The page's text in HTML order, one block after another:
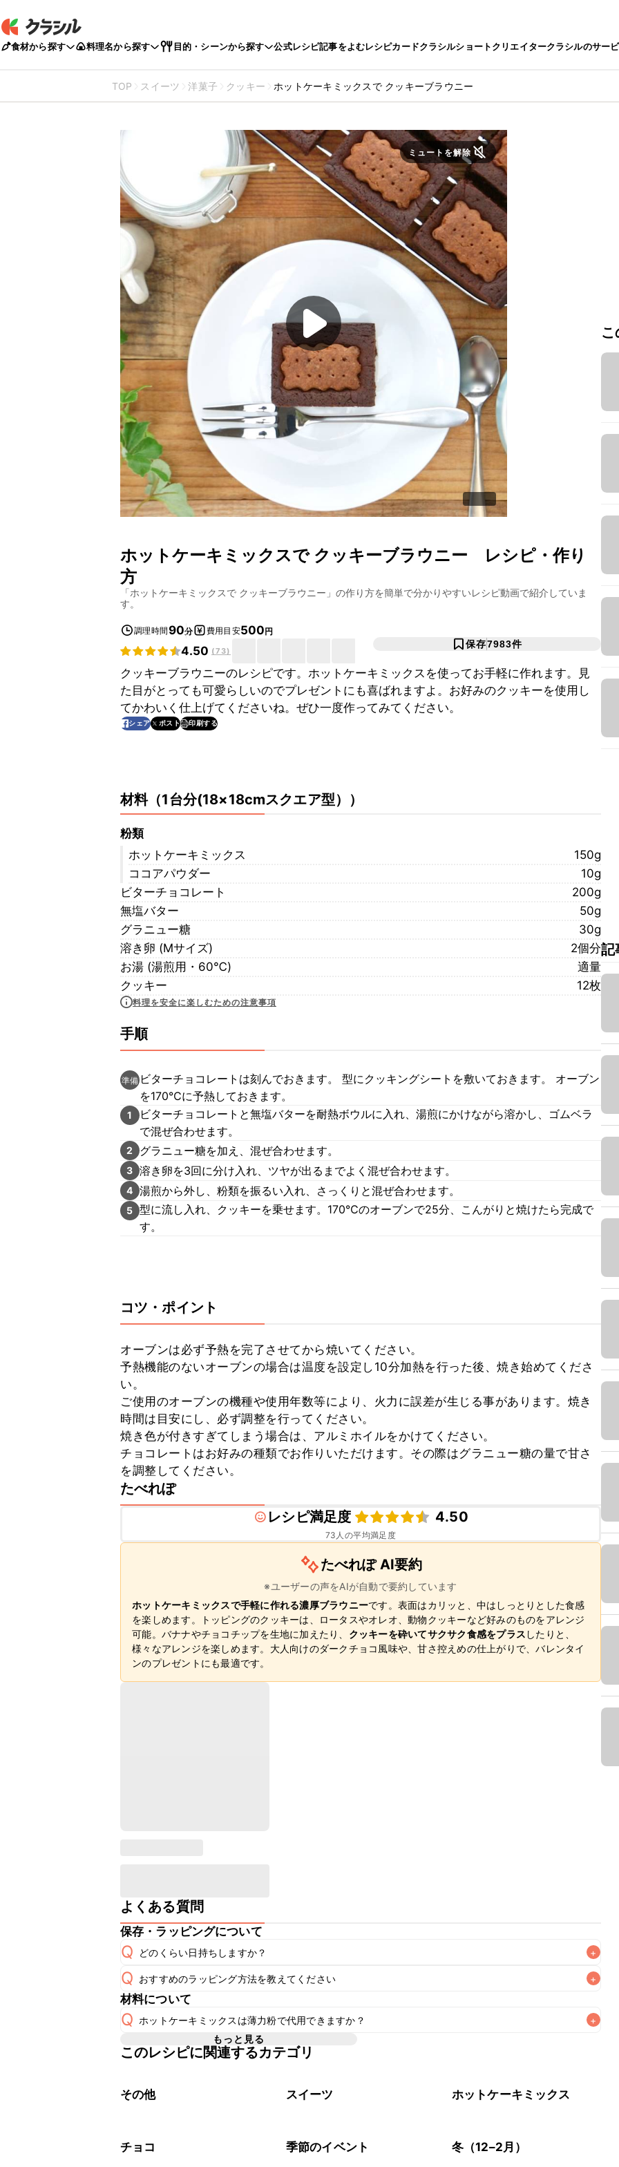
食材から探す 料理名から探す 目的・シーンから探す 公式レシピ記事をよむレシピカードクラシルショートクリエイタークラシルのサー
TOP スイーツ 洋菓子 クッキー ホットケーキミックスで クッキーブラウニー
ミュートを解除
ホットケーキミックスで クッキーブラウニー レシピ・作り
方
「ホットケーキミックスで クッキーブラウニー 」の作り方を簡単で分かりやすいレシピ動画で紹介していま
す。
調理時間90分 費用目安500円
4.50 (73)
保存7983件
クッキーブラウニーのレシピです。ホットケーキミックスを使ってお手軽に作れます。見
た目がとっても可愛らしいのでプレゼントにも喜ばれますよ。お好みのクッキーを使用し
てかわいく仕上げてくださいね。ぜひ一度作ってみてください。
シェア ポスト 印刷する
材料（1台分(18×18cmスクエア型） ）
粉類
ホットケーキミックス
150g
ココアパウダー
10g
ビターチョコレート
200g
無塩バター
50g
グラニュー糖
30g
溶き卵 (Mサイズ)
2個分
お湯 (湯煎用・60℃)
適量
クッキー
12枚
料理を安全に楽しむための注意事項
手順
準備 ビターチョコレートは刻んでおきます。 型にクッキングシートを敷いておきます。 オーブン
を170℃に予熱しておきます。
1
ビターチョコレートと無塩バターを耐熱ボウルに入れ、湯煎にかけながら溶かし、ゴムベラ
で混ぜ合わせます。
2 グラニュー糖を加え、混ぜ合わせます。
3 溶き卵を3回に分け入れ、ツヤが出るまでよく混ぜ合わせます。
4 湯煎から外し、粉類を振るい入れ、さっくりと混ぜ合わせます。
5 型に流し入れ、クッキーを乗せます。170℃のオーブンで25分、こんがりと焼けたら完成で
す。
コツ・ポイント
オーブンは必ず予熱を完了させてから焼いてください。
予熱機能のないオーブンの場合は温度を設定し10分加熱を行った後、焼き始めてくださ
い。
ご使用のオーブンの機種や使用年数等により、火力に誤差が生じる事があります。焼き
時間は目安にし、必ず調整を行ってください。
焼き色が付きすぎてしまう場合は、アルミホイルをかけてください。
チョコレートはお好みの種類でお作りいただけます。その際はグラニュー糖の量で甘さ
を調整してください。
たべれぽ
レシピ満足度
4.50
73 人の平均満足度
たべれぽ AI要約
※ユーザーの声をAIが自動で要約しています
ホットケーキミックスで手軽に作れる濃厚ブラウニーです。表面はカリッと、中はしっとりとした食感
を楽しめます。トッピングのクッキーは、ロータスやオレオ、動物クッキーなど好みのものをアレンジ
可能。バナナやチョコチップを生地に加えたり、 クッキーを砕いてサクサク食感をプラス したりと、
様々なアレンジを楽しめます。大人向けのダークチョコ風味や、甘さ控えめの仕上がりで、バレンタイ
ンのプレゼントにも最適です。
よくある質問
保存・ラッピングについて
Q どのくらい日持ちしますか？ +
A
Q おすすめのラッピング方法を教えてください +
A こちら
材料について
Q ホットケーキミックスは薄力粉で代用できますか？ +
A ホットケーキミックス150gは「薄力粉120g、砂糖30g、ベーキングパウダー小さじ1.5(6g)」で代
もっと見る
このレシピに関連するカテゴリ
その他 スイーツ ホットケーキミックス
チョコ 季節のイベント 冬（12–2月）
記